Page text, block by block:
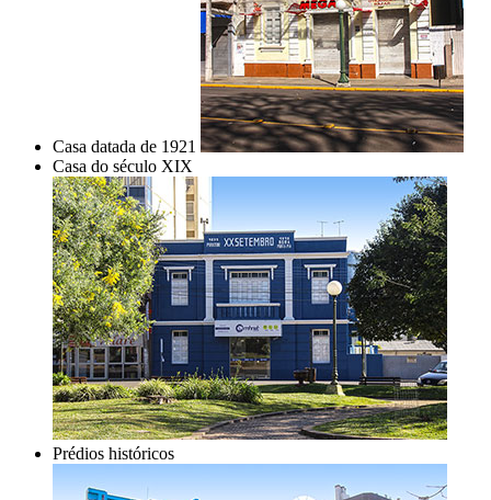
Casa datada de 1921
Casa do século XIX
Prédios históricos